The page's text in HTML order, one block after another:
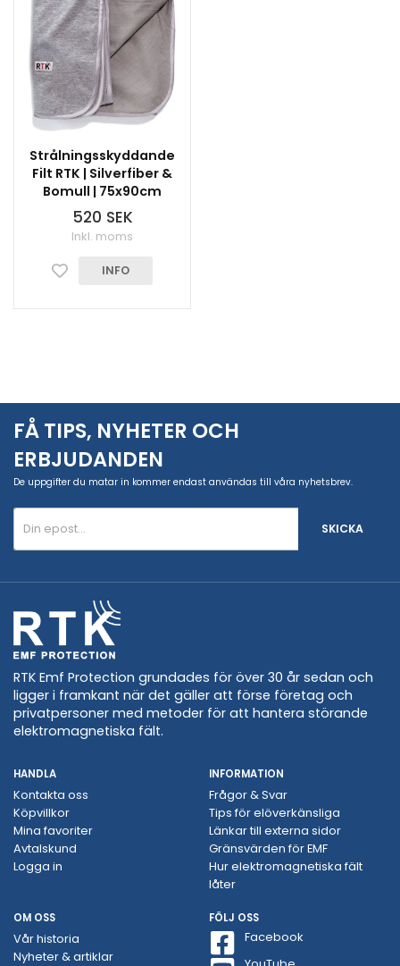
Strålningsskyddande
Filt RTK | Silverfiber &
Bomull | 75x90cm
520 SEK
Inkl. moms
INFO
FÅ TIPS, NYHETER OCH
ERBJUDANDEN
De uppgifter du matar in kommer endast användas till våra nyhetsbrev.
SKICKA
RTK Emf Protection grundades för över 30 år sedan och
ligger i framkant när det gäller att förse företag och
privatpersoner med metoder för att hantera störande
elektromagnetiska fält.
HANDLA
Kontakta oss
Köpvillkor
Mina favoriter
Avtalskund
Logga in
INFORMATION
Frågor & Svar
Tips för elöverkänsliga
Länkar till externa sidor
Gränsvärden för EMF
Hur elektromagnetiska fält
låter
OM OSS
Vår historia
Nyheter & artiklar
FÖLJ OSS
Facebook